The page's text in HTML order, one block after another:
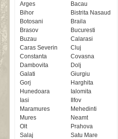
Arges
Bacau
Bihor
Bistrita Nasaud
Botosani
Braila
Brasov
Bucuresti
Buzau
Calarasi
Caras Severin
Cluj
Constanta
Covasna
Dambovita
Dolj
Galati
Giurgiu
Gorj
Harghita
Hunedoara
Ialomita
Iasi
Ilfov
Maramures
Mehedinti
Mures
Neamt
Olt
Prahova
Salaj
Satu Mare